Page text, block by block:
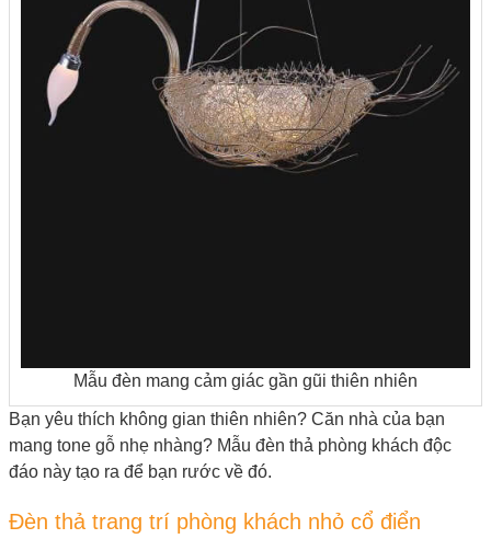
Mẫu đèn mang cảm giác gần gũi thiên nhiên
Bạn yêu thích không gian thiên nhiên? Căn nhà của bạn
mang tone gỗ nhẹ nhàng? Mẫu đèn thả phòng khách độc
đáo này tạo ra để bạn rước về đó.
Đèn thả trang trí phòng khách nhỏ cổ điển